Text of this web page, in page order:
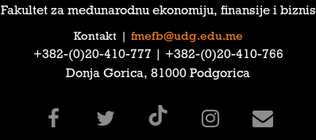
Fakultet za međunarodnu ekonomiju, finansije i biznis
Kontakt fmefb@udg.edu.me
‎+382-(0)20-410-777‎ | ‎+382-(0)20-410-766‎
Donja Gorica, 81000 Podgorica